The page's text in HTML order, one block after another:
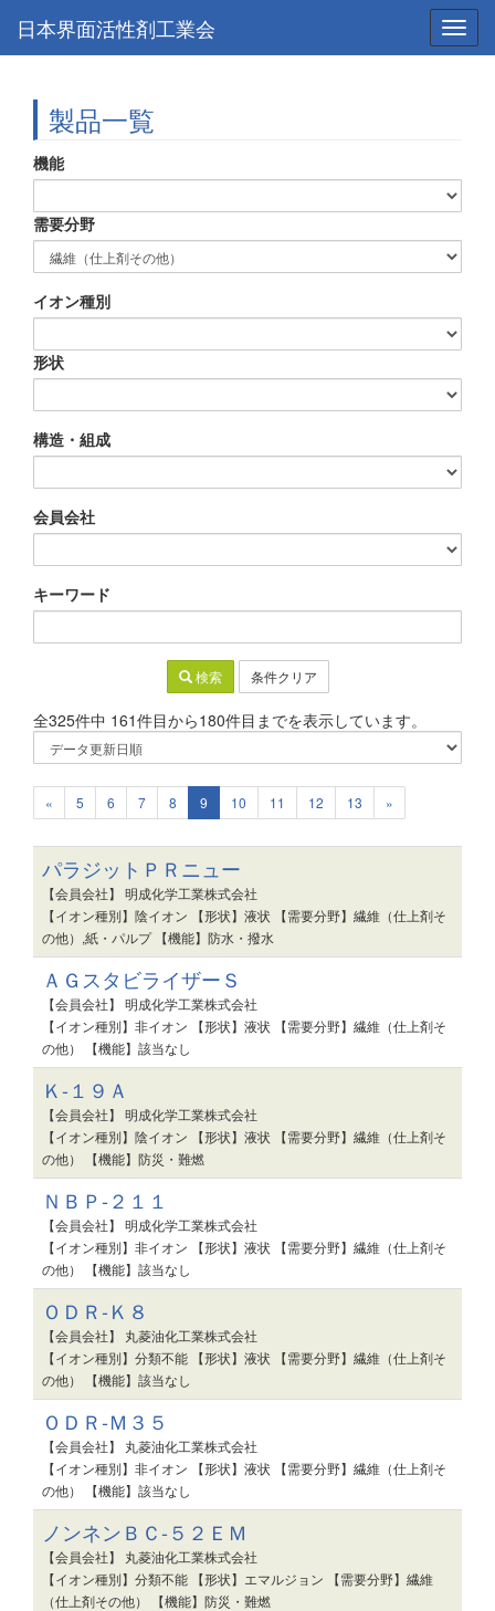
日本界面活性剤工業会
製品一覧
機能
需要分野
イオン種別
形状
構造・組成
会員会社
キーワード
検索 条件クリア
全325件中 161件目から180件目までを表示しています。
« 5 6 7 8 9 10 11 12 13 »
パラジットＰＲニュー
【会員会社】 明成化学工業株式会社
【イオン種別】陰イオン 【形状】液状 【需要分野】繊維（仕上剤そ
の他）,紙・パルプ 【機能】防水・撥水
ＡＧスタビライザーＳ
【会員会社】 明成化学工業株式会社
【イオン種別】非イオン 【形状】液状 【需要分野】繊維（仕上剤そ
の他） 【機能】該当なし
Ｋ-１９Ａ
【会員会社】 明成化学工業株式会社
【イオン種別】陰イオン 【形状】液状 【需要分野】繊維（仕上剤そ
の他） 【機能】防災・難燃
ＮＢＰ-２１１
【会員会社】 明成化学工業株式会社
【イオン種別】非イオン 【形状】液状 【需要分野】繊維（仕上剤そ
の他） 【機能】該当なし
ＯＤＲ-Ｋ８
【会員会社】 丸菱油化工業株式会社
【イオン種別】分類不能 【形状】液状 【需要分野】繊維（仕上剤そ
の他） 【機能】該当なし
ＯＤＲ-Ｍ３５
【会員会社】 丸菱油化工業株式会社
【イオン種別】非イオン 【形状】液状 【需要分野】繊維（仕上剤そ
の他） 【機能】該当なし
ノンネンＢＣ-５２ＥＭ
【会員会社】 丸菱油化工業株式会社
【イオン種別】分類不能 【形状】エマルジョン 【需要分野】繊維
（仕上剤その他） 【機能】防災・難燃